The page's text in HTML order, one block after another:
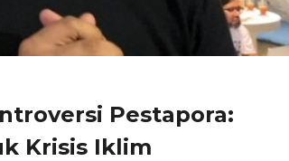
Pestapora:
Krisis Iklim